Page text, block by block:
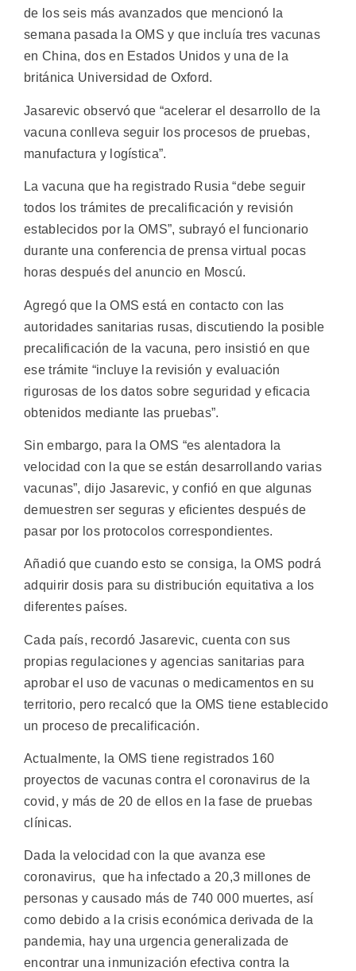
de los seis más avanzados que mencionó la
semana pasada la OMS y que incluía tres vacunas
en China, dos en Estados Unidos y una de la
británica Universidad de Oxford.
Jasarevic observó que “acelerar el desarrollo de la
vacuna conlleva seguir los procesos de pruebas,
manufactura y logística”.
La vacuna que ha registrado Rusia “debe seguir
todos los trámites de precalificación y revisión
establecidos por la OMS”, subrayó el funcionario
durante una conferencia de prensa virtual pocas
horas después del anuncio en Moscú.
Agregó que la OMS está en contacto con las
autoridades sanitarias rusas, discutiendo la posible
precalificación de la vacuna, pero insistió en que
ese trámite “incluye la revisión y evaluación
rigurosas de los datos sobre seguridad y eficacia
obtenidos mediante las pruebas”.
Sin embargo, para la OMS “es alentadora la
velocidad con la que se están desarrollando varias
vacunas”, dijo Jasarevic, y confió en que algunas
demuestren ser seguras y eficientes después de
pasar por los protocolos correspondientes.
Añadió que cuando esto se consiga, la OMS podrá
adquirir dosis para su distribución equitativa a los
diferentes países.
Cada país, recordó Jasarevic, cuenta con sus
propias regulaciones y agencias sanitarias para
aprobar el uso de vacunas o medicamentos en su
territorio, pero recalcó que la OMS tiene establecido
un proceso de precalificación.
Actualmente, la OMS tiene registrados 160
proyectos de vacunas contra el coronavirus de la
covid, y más de 20 de ellos en la fase de pruebas
clínicas.
Dada la velocidad con la que avanza ese
coronavirus, que ha infectado a 20,3 millones de
personas y causado más de 740 000 muertes, así
como debido a la crisis económica derivada de la
pandemia, hay una urgencia generalizada de
encontrar una inmunización efectiva contra la